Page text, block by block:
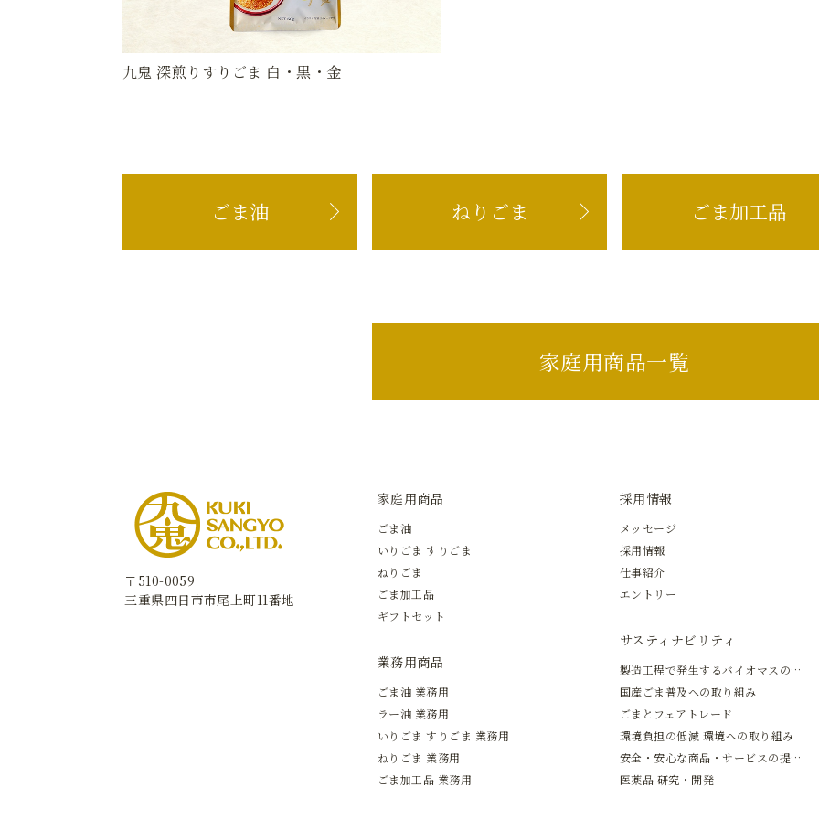
九鬼 深煎りすりごま 白・黒・金
ごま油 ねりごま ごま加工品
家庭用商品一覧
〒510-0059
三重県四日市市尾上町11番地
家庭用商品
ごま油
いりごま すりごま
ねりごま
ごま加工品
ギフトセット
業務用商品
ごま油 業務用
ラー油 業務用
いりごま すりごま 業務用
ねりごま 業務用
ごま加工品 業務用
採用情報
メッセージ
採用情報
仕事紹介
エントリー
サスティナビリティ
製造工程で発生するバイオマスの有効活用
国産ごま普及への取り組み
ごまとフェアトレード
環境負担の低減 環境への取り組み
安全・安心な商品・サービスの提供と新しい価値の創造
医薬品 研究・開発